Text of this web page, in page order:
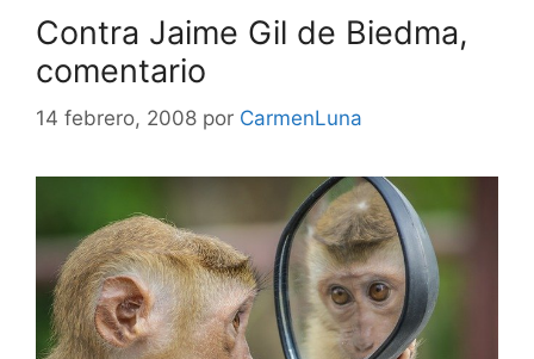
Contra Jaime Gil de Biedma,
comentario
14 febrero, 2008 por CarmenLuna